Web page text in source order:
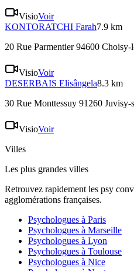
VisioVoir
KONTORATCHI Farah7.9 km
20 Rue Parmentier 94600 Choisy-
VisioVoir
DESERBAIS Elisângela8.3 km
30 Rue Monttessuy 91260 Juvisy-
VisioVoir
Villes
Les plus grandes villes
Retrouvez rapidement les psy
agglomérations françaises.
Psychologues à Paris
Psychologues à Marseille
Psychologues à Lyon
Psychologues à Toulouse
Psychologues à Nice